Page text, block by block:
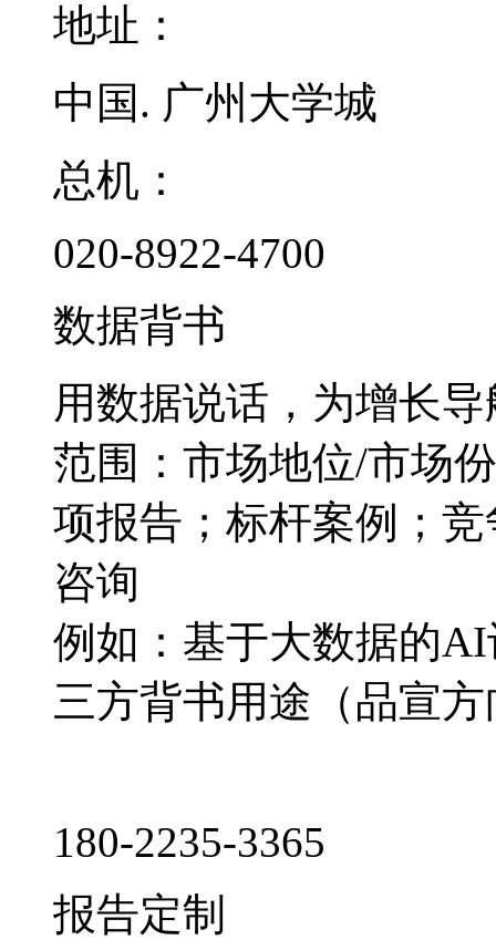
地址：
中国. 广州大学城
总机：
020-8922-4700
数据背书
用数据说话，为增长导
范围：市场地位/市场
项报告；标杆案例；
咨询
例如：基于大数据的
三方背书用途（品宣
180-2235-3365
报告定制